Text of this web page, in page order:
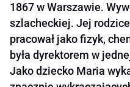
1867 w Warszawie.
szlacheckiej. Jej
pracował jako fizyk,
była dyrektorem w
Jako dziecko Maria